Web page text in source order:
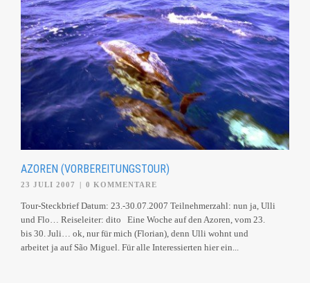
AZOREN (VORBEREITUNGSTOUR)
23 JULI 2007 0 KOMMENTARE
Tour-Steckbrief Datum: 23.-30.07.2007 Teilnehmerzahl: nun ja, Ulli
und Flo… Reiseleiter: dito Eine Woche auf den Azoren, vom 23.
bis 30. Juli… ok, nur für mich (Florian), denn Ulli wohnt und
arbeitet ja auf São Miguel. Für alle Interessierten hier ein...